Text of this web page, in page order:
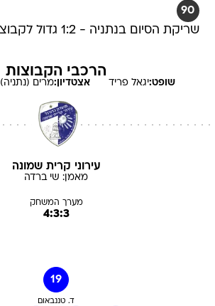
90
שריקת הסיום בנתניה - 1:2 גדול לקבוצה של אבוקסיס
הרכבי הקבוצות
שופט:יגאל פריד אצטדיון:מרים (נתניה)
עירוני קרית שמונה
מאמן: שי ברדה
מערך המשחק
4:3:3
19
ד. טננבאום